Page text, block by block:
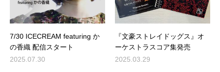
7/30 ICECREAM featuring か
の香織 配信スタート
2025.07.30
『文豪ストレイドッグス』オ
ーケストラスコア集発売
2025.03.29